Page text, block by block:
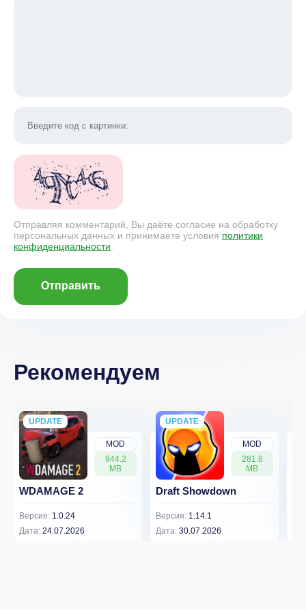
Отправляя комментарий, Вы даёте согласие на обработку
персональных данных и принимаете условия политики
конфиденциальности
Отправить
Рекомендуем
MOD
944.2
MB
UPDATE
NEW
WDAMAGE 2
Версия: 1.0.24
Дата: 24.07.2026
MOD
281.8
MB
UPDATE
NEW
Draft Showdown
Версия: 1.14.1
Дата: 30.07.2026